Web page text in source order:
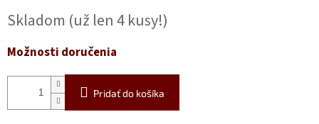
cena:
Skladom (už len 4 kusy!)
Možnosti doručenia
Pridať do košíka